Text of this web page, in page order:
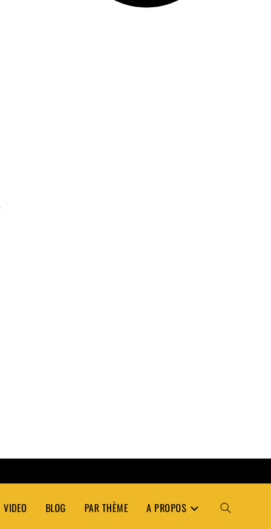
VIDEO BLOG PAR THÈME A PROPOS TOGGLE